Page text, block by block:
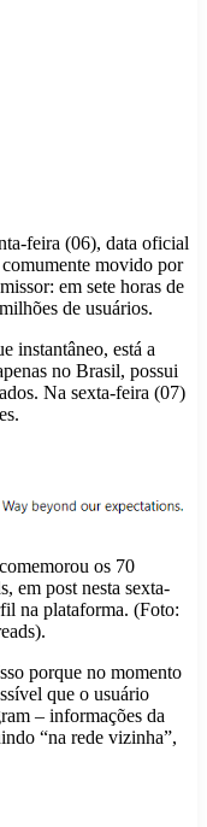
feira (06), data oficial
movido por
em sete horas de
de usuários.
instantâneo, está a
no Brasil, possui
Na sexta-feira (07)
os 70
em post nesta sexta-
na plataforma. (Foto:
porque no momento
que o usuário
– informações da
“na rede vizinha”,